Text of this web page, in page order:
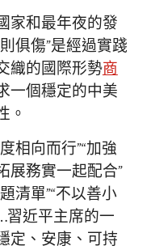
家和最年夜的發
俱傷”是經過實踐
織的國際形勢商
一個穩定的中美
。
相向而行”“加強
展務實一起配合”
清單”“不以善小
習近平主席的一
定、安康、可持